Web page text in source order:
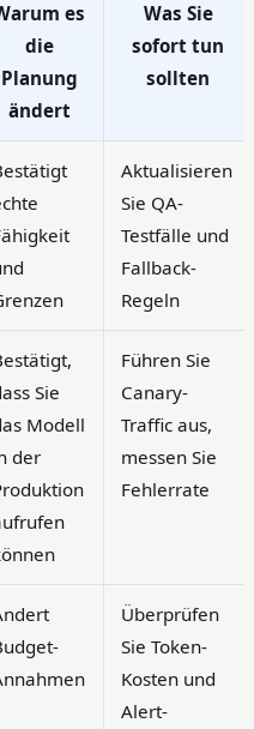
es
die
Planung
ändert
Was Sie
sofort tun
sollten
Aktualisieren
Sie QA-
Testfälle und
Fallback-
Regeln
Sie
Modell
der
Führen Sie
Canary-
Traffic aus,
messen Sie
Fehlerrate
Überprüfen
Sie Token-
Kosten und
Alert-